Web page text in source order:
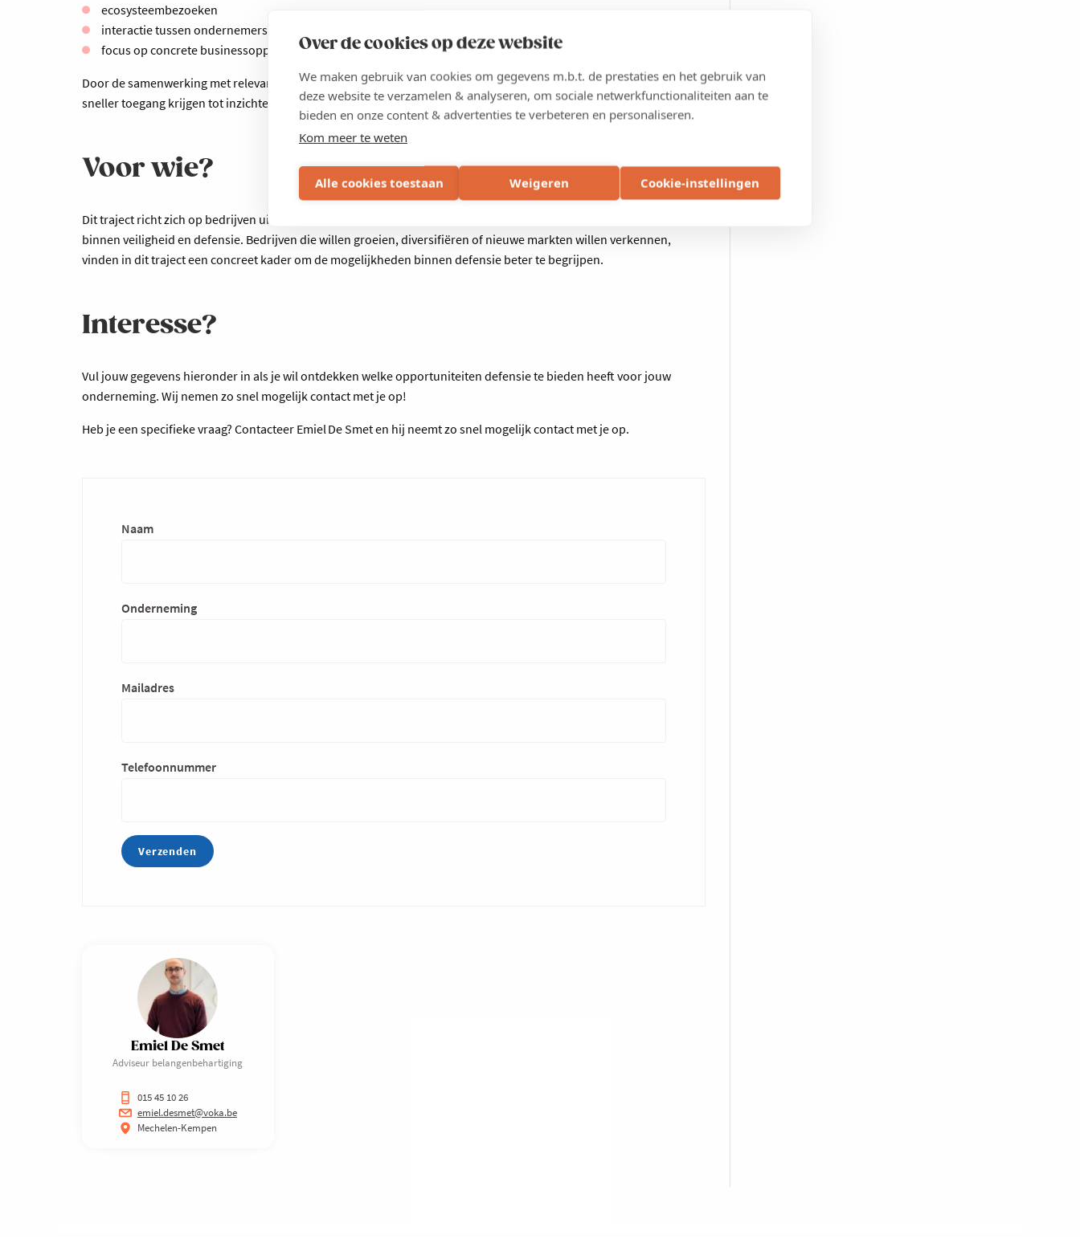
Over de cookies op deze website
We maken gebruik van cookies om gegevens m.b.t. de prestaties en het gebruik van
deze website te verzamelen & analyseren, om sociale netwerkfunctionaliteiten aan te
bieden en onze content & advertenties te verbeteren en personaliseren.
Kom meer te weten
Alle cookies toestaan Weigeren Cookie-instellingen
ecosysteembezoeken
interactie tussen ondernemers
focus op concrete businessopportuniteiten
Door de samenwerking met relevante ecosystemen en kennispartners ontstaat een sterk netwerk waarin bedrijven
sneller toegang krijgen tot inzichten, contacten en mogelijke samenwerkingen.
Voor wie?
Dit traject richt zich op bedrijven uit regio Mechelen-Kempen die willen onderzoeken welke rol zij kunnen spelen
binnen veiligheid en defensie. Bedrijven die willen groeien, diversifiëren of nieuwe markten willen verkennen,
vinden in dit traject een concreet kader om de mogelijkheden binnen defensie beter te begrijpen.
Interesse?
Vul jouw gegevens hieronder in als je wil ontdekken welke opportuniteiten defensie te bieden heeft voor jouw
onderneming. Wij nemen zo snel mogelijk contact met je op!
Heb je een specifieke vraag? Contacteer Emiel De Smet en hij neemt zo snel mogelijk contact met je op.
Contact
Naam
Onderneming
Mailadres
Telefoonnummer
Emiel De Smet
Adviseur belangenbehartiging
015 45 10 26
emiel.desmet@voka.be
Mechelen-Kempen